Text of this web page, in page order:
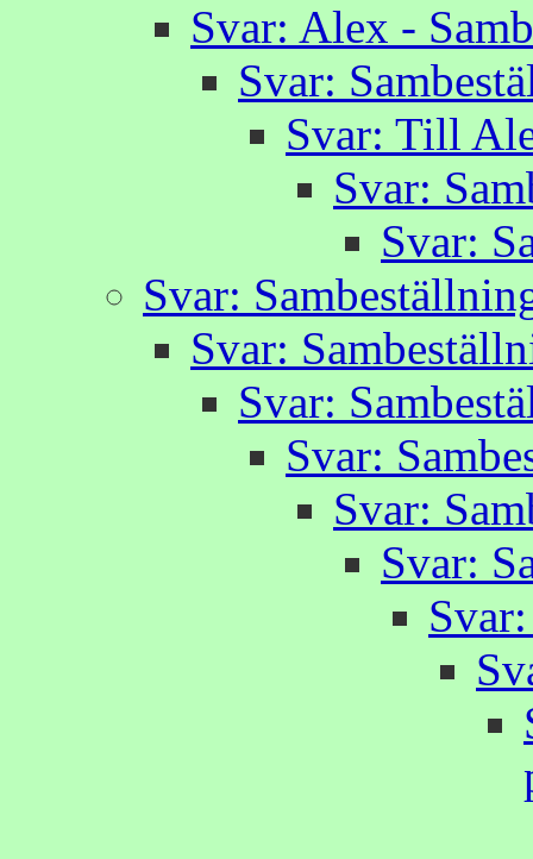
Svar: Alex -
Svar:
Svar: Till
Svar:
Svar:
Svar:
Svar:
Svar:
Svar:
Svar:
Svar: